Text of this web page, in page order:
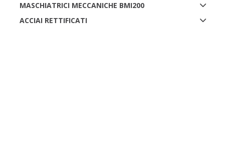
MASCHIATRICI MECCANICHE BMI200
ACCIAI RETTIFICATI